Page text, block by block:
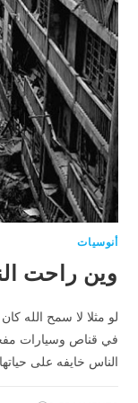
أنوسيات
وين راحت
لو مثلا لا سمح الله
في قناص وسيارات
الناس خايفه على